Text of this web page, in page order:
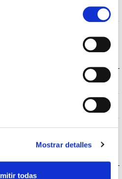
Mostrar detalles
todas
240
E27
IP20